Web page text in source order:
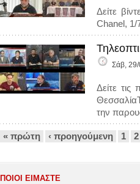
Δείτε
Chanel,
Σάβ,
Δείτε
την
Σελίδες
« πρώτη ‹ προηγούμενη 1 2
ΠΟΙΟΙ ΕΙΜΑΣΤΕ